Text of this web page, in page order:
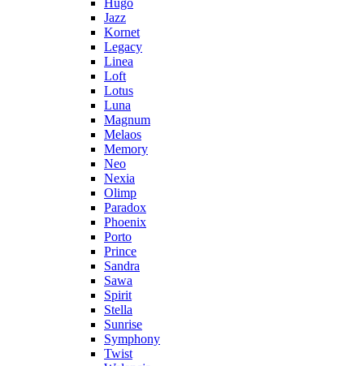
Hugo
Jazz
Kornet
Legacy
Linea
Loft
Lotus
Luna
Magnum
Melaos
Memory
Neo
Nexia
Olimp
Paradox
Phoenix
Porto
Prince
Sandra
Sawa
Spirit
Stella
Sunrise
Symphony
Twist